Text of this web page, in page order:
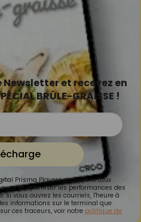
et recevez en
BRÛLE-GRAISSE !
Prisma Players analyse le taux
et optimiser les performances des
si vous ouvrez les courriels, l'heure à
informations sur le terminal que
ces traceurs, voir notre politique de